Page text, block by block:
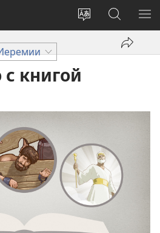
Изменить
сайта
Войти
(открывается
окне)
Поиск
по
jw.org
книгой